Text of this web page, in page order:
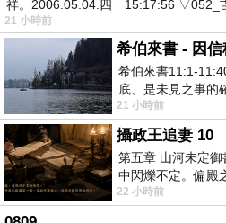
祥。2006.05.04.四 15:17:56 ▽052_
21 小時前
希伯來書 - 因信
希伯來書11:1-
底、是未見之事的
美好的證據。 11:3
21 小時前
攝政王追妻 10
第五章 山河未定
中閃爍不定。偏殿
於皇宮內廷裡處理
22 小時前